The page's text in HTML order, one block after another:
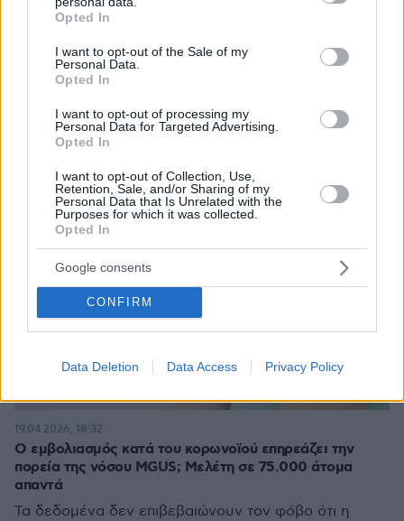
grant or deny consent to Google and its third-party tags to
use your data for below specified purposes in below Google
consent section.
Opted In
I want to opt-out of the Sale of my
Personal Data.
Opted In
I want to opt-out of processing my
Personal Data for Targeted Advertising.
Opted In
I want to opt-out of Collection, Use,
Retention, Sale, and/or Sharing of my
Personal Data that Is Unrelated with the
Purposes for which it was collected.
Opted In
Google consents
CONFIRM
Data Deletion Data Access Privacy Policy
Ο εμβολιασμός κατά του κορωνοϊού επηρεάζει την
πορεία της νόσου MGUS; Μελέτη σε 75.000 άτομα
απαντά
Τα δεδομένα δεν επιβεβαιώνουν τον φόβο ότι η
19.04.2026, 18:32